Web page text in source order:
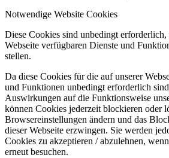
Notwendige Website Cookies
Diese Cookies sind unbedingt
Webseite verfügbaren Dienste und
stellen.
Da diese Cookies für die auf unserer
und Funktionen unbedingt erforderlich
Auswirkungen auf die Funktionsweise
können Cookies jederzeit blockieren oder
Browsereinstellungen ändern und das
dieser Webseite erzwingen. Sie werden
Cookies zu akzeptieren / abzulehnen,
erneut besuchen.